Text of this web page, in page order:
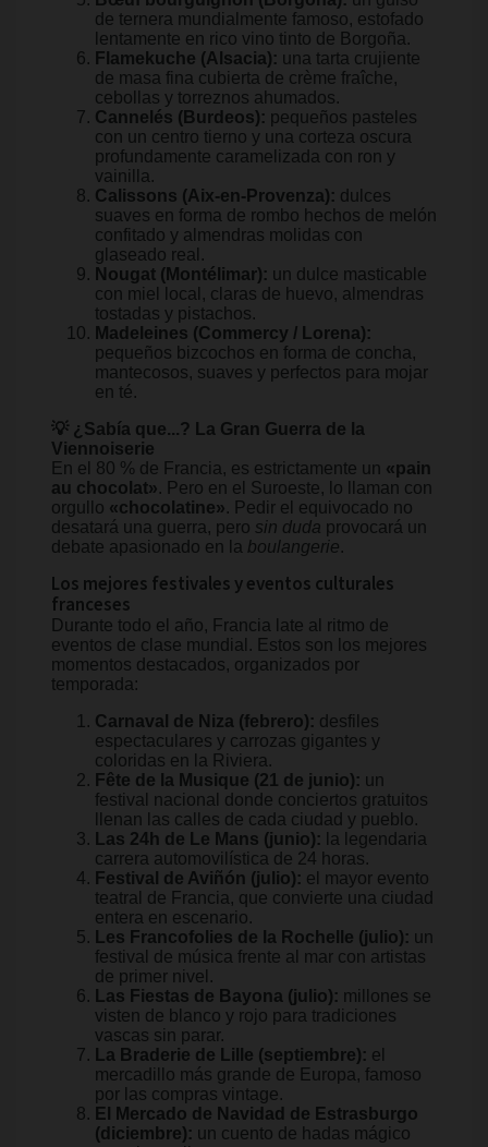
de ternera mundialmente famoso, estofado
lentamente en rico vino tinto de Borgoña.
Flamekuche (Alsacia): una tarta crujiente
de masa fina cubierta de crème fraîche,
cebollas y torreznos ahumados.
Cannelés (Burdeos): pequeños pasteles
con un centro tierno y una corteza oscura
profundamente caramelizada con ron y
vainilla.
Calissons (Aix-en-Provenza): dulces
suaves en forma de rombo hechos de melón
confitado y almendras molidas con
glaseado real.
Nougat (Montélimar): un dulce masticable
con miel local, claras de huevo, almendras
tostadas y pistachos.
Madeleines (Commercy / Lorena):
pequeños bizcochos en forma de concha,
mantecosos, suaves y perfectos para mojar
en té.
💡 ¿Sabía que...? La Gran Guerra de la
Viennoiserie
En el 80 % de Francia, es estrictamente un «pain
au chocolat». Pero en el Suroeste, lo llaman con
orgullo «chocolatine». Pedir el equivocado no
desatará una guerra, pero sin duda provocará un
debate apasionado en la boulangerie.
Los mejores festivales y eventos culturales
franceses
Durante todo el año, Francia late al ritmo de
eventos de clase mundial. Estos son los mejores
momentos destacados, organizados por
temporada:
Carnaval de Niza (febrero): desfiles
espectaculares y carrozas gigantes y
coloridas en la Riviera.
Fête de la Musique (21 de junio): un
festival nacional donde conciertos gratuitos
llenan las calles de cada ciudad y pueblo.
Las 24h de Le Mans (junio): la legendaria
carrera automovilística de 24 horas.
Festival de Aviñón (julio): el mayor evento
teatral de Francia, que convierte una ciudad
entera en escenario.
Les Francofolies de la Rochelle (julio): un
festival de música frente al mar con artistas
de primer nivel.
Las Fiestas de Bayona (julio): millones se
visten de blanco y rojo para tradiciones
vascas sin parar.
La Braderie de Lille (septiembre): el
mercadillo más grande de Europa, famoso
por las compras vintage.
El Mercado de Navidad de Estrasburgo
(diciembre): un cuento de hadas mágico